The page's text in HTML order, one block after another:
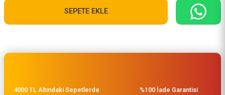
SEPETE EKLE
4000 TL Altındaki Sepetlerde %100 İade Garantisi